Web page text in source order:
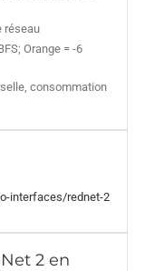
réseau
Orange = -6
consommation
interfaces/rednet-2
2 en